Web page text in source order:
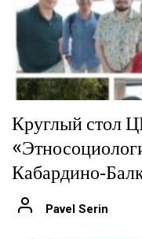
Круглый
Кабардино-
Pavel Serin